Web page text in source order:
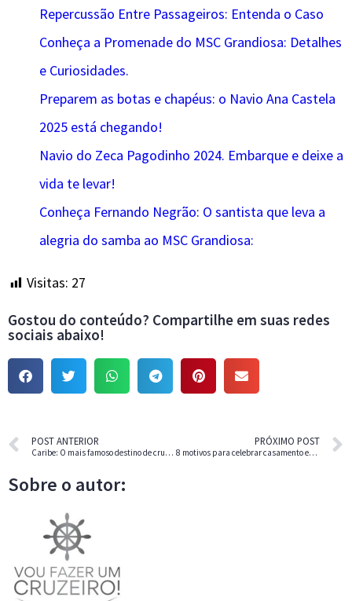
Repercussão Entre Passageiros: Entenda o Caso
Conheça a Promenade do MSC Grandiosa: Detalhes
e Curiosidades.
Preparem as botas e chapéus: o Navio Ana Castela
2025 está chegando!
Navio do Zeca Pagodinho 2024. Embarque e deixe a
vida te levar!
Conheça Fernando Negrão: O santista que leva a
alegria do samba ao MSC Grandiosa:
Visitas: 27
Gostou do conteúdo? Compartilhe em suas redes
sociais abaixo!
POST ANTERIOR
Caribe: O mais famoso destino de cruzeiro internacional.
PRÓXIMO POST
8 motivos para celebrar casamento em um navio.
Sobre o autor: